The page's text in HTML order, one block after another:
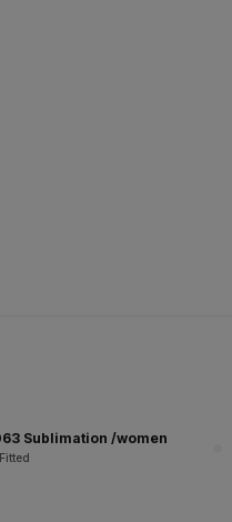
Sublimation /women